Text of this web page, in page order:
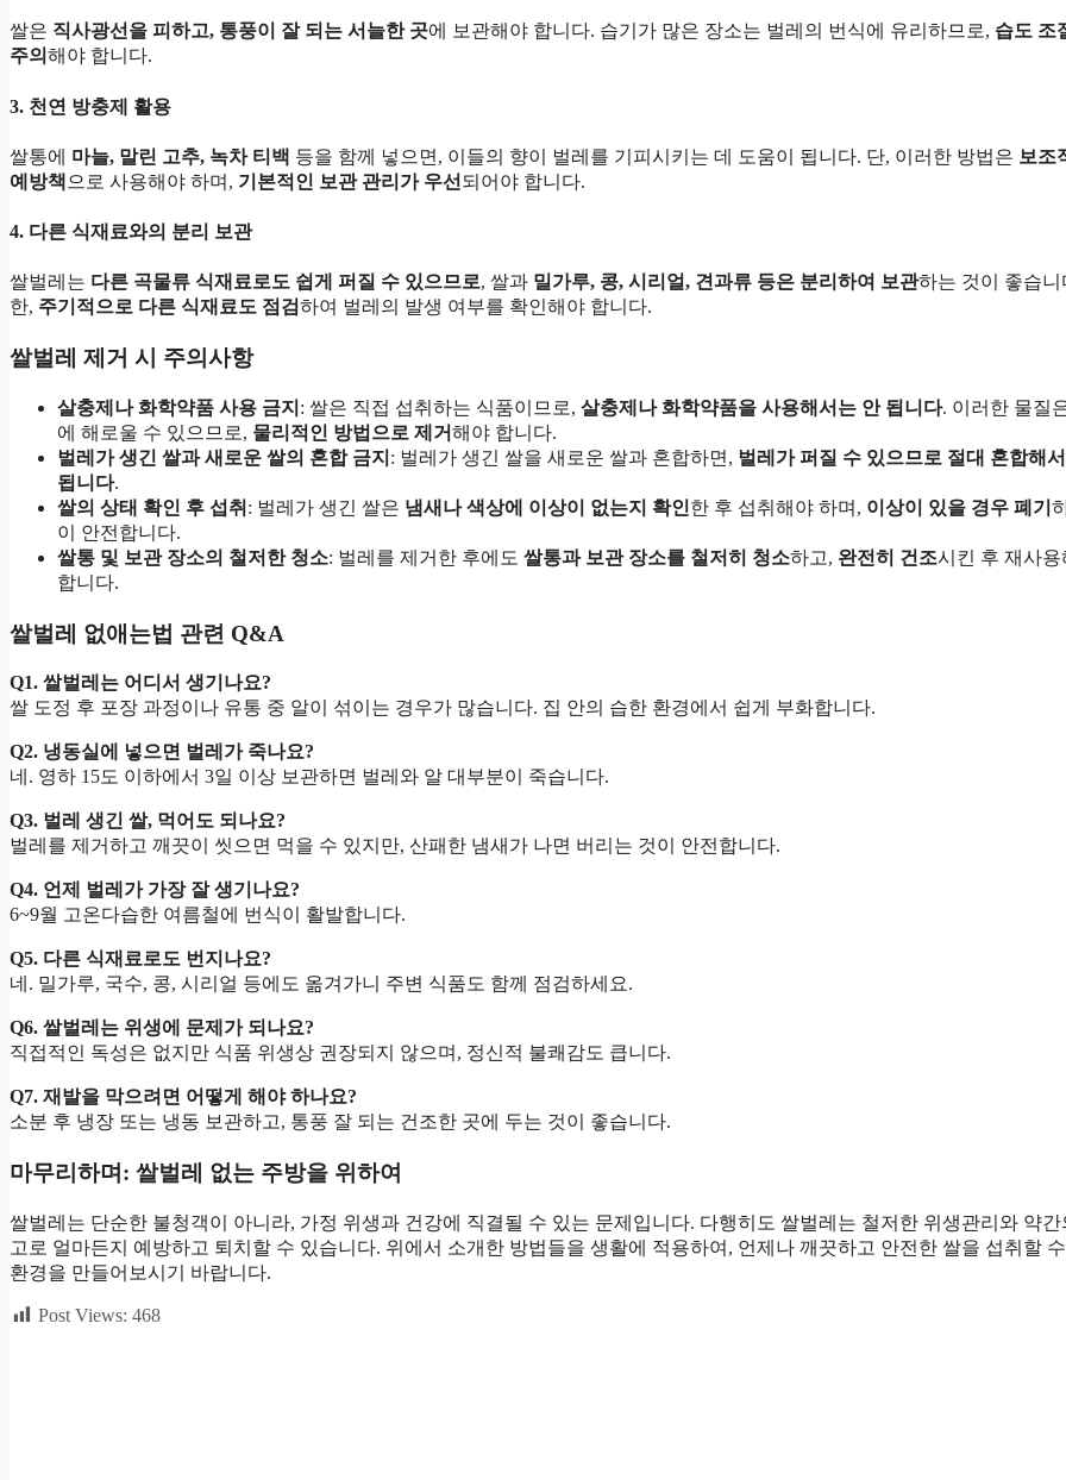
쌀은 직사광선을 피하고, 통풍이 잘 되는 서늘한 곳에 보관해야 합니다. 습기가 많은 장소는 벌레의 번식에 유리하므로, 습도 조
주의 해야 합니다.
3. 천연 방충제 활용
쌀통에 마늘, 말린 고추, 녹차 티백 등을 함께 넣으면, 이들의 향이 벌레를 기피시키는 데 도움이 됩니다. 단, 이러한 방법은 보조
예방책 으로 사용해야 하며, 기본적인 보관 관리가 우선 되어야 합니다.
4. 다른 식재료와의 분리 보관
쌀벌레는 다른 곡물류 식재료로도 쉽게 퍼질 수 있으므로, 쌀과 밀가루, 콩, 시리얼, 견과류 등은 분리하여 보관하는 것이 좋습니
한, 주기적으로 다른 식재료도 점검하여 벌레의 발생 여부를 확인해야 합니다.
쌀벌레 제거 시 주의사항
살충제나 화학약품 사용 금지 : 쌀은 직접 섭취하는 식품이므로, 살충제나 화학약품을 사용해서는 안 됩니다. 이러한 물질
에 해로울 수 있으므로, 물리적인 방법으로 제거해야 합니다.
벌레가 생긴 쌀과 새로운 쌀의 혼합 금지 : 벌레가 생긴 쌀을 새로운 쌀과 혼합하면, 벌레가 퍼질 수 있으므로 절대 혼합해
됩니다.
쌀의 상태 확인 후 섭취 : 벌레가 생긴 쌀은 냄새나 색상에 이상이 없는지 확인한 후 섭취해야 하며, 이상이 있을 경우 폐기
이 안전합니다.
쌀통 및 보관 장소의 철저한 청소: 벌레를 제거한 후에도 쌀통과 보관 장소를 철저히 청소하고, 완전히 건조시킨 후 재사용
합니다.
쌀벌레 없애는법 관련 Q&A
Q1. 쌀벌레는 어디서 생기나요?
쌀 도정 후 포장 과정이나 유통 중 알이 섞이는 경우가 많습니다. 집 안의 습한 환경에서 쉽게 부화합니다.
Q2. 냉동실에 넣으면 벌레가 죽나요?
네. 영하 15도 이하에서 3일 이상 보관하면 벌레와 알 대부분이 죽습니다.
Q3. 벌레 생긴 쌀, 먹어도 되나요?
벌레를 제거하고 깨끗이 씻으면 먹을 수 있지만, 산패한 냄새가 나면 버리는 것이 안전합니다.
Q4. 언제 벌레가 가장 잘 생기나요?
6~9월 고온다습한 여름철에 번식이 활발합니다.
Q5. 다른 식재료로도 번지나요?
네. 밀가루, 국수, 콩, 시리얼 등에도 옮겨가니 주변 식품도 함께 점검하세요.
Q6. 쌀벌레는 위생에 문제가 되나요?
직접적인 독성은 없지만 식품 위생상 권장되지 않으며, 정신적 불쾌감도 큽니다.
Q7. 재발을 막으려면 어떻게 해야 하나요?
소분 후 냉장 또는 냉동 보관하고, 통풍 잘 되는 건조한 곳에 두는 것이 좋습니다.
마무리하며: 쌀벌레 없는 주방을 위하여
쌀벌레는 단순한 불청객이 아니라, 가정 위생과 건강에 직결될 수 있는 문제입니다. 다행히도 쌀벌레는 철저한 위생관리와 약간
고로 얼마든지 예방하고 퇴치할 수 있습니다. 위에서 소개한 방법들을 생활에 적용하여, 언제나 깨끗하고 안전한 쌀을 섭취할
환경을 만들어보시기 바랍니다.
Post Views: 468